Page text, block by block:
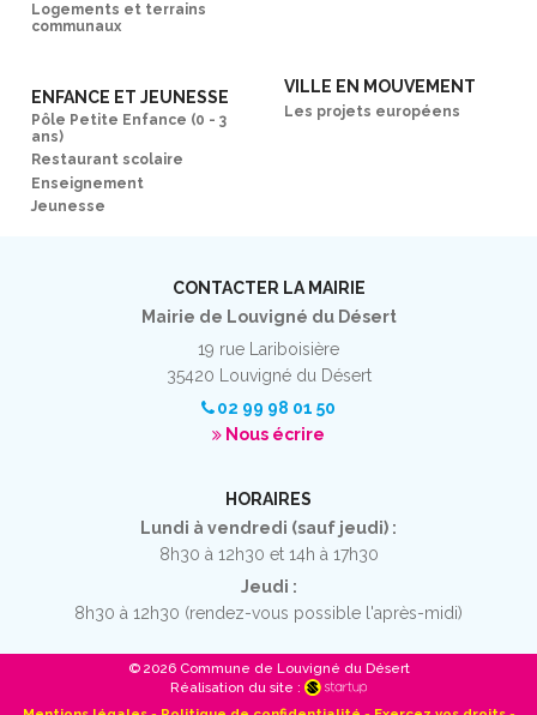
Logements et terrains
communaux
ENFANCE ET JEUNESSE
Pôle Petite Enfance (0 - 3
ans)
Restaurant scolaire
Enseignement
Jeunesse
VILLE EN MOUVEMENT
Les projets européens
CONTACTER LA MAIRIE
Mairie de Louvigné du Désert
19 rue Lariboisière
35420 Louvigné du Désert
02 99 98 01 50
Nous écrire
HORAIRES
Lundi à vendredi (sauf jeudi) :
8h30 à 12h30 et 14h à 17h30
Jeudi :
8h30 à 12h30 (rendez-vous possible l'après-midi)
© 2026 Commune de Louvigné du Désert
Réalisation du site :